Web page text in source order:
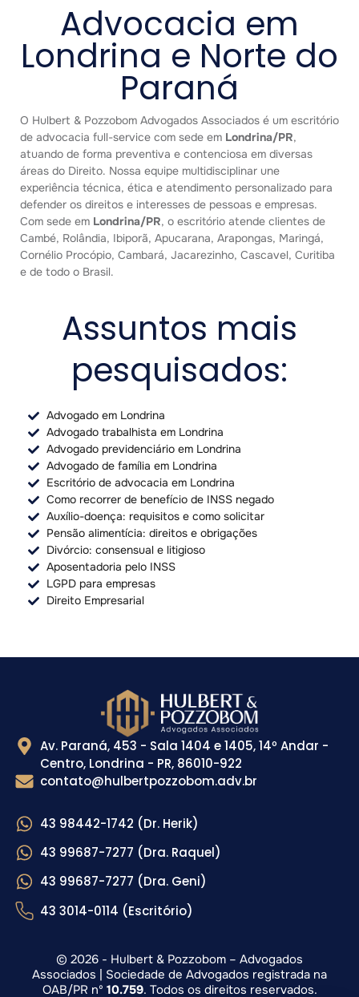
Advocacia em
Londrina e Norte do
Paraná
O Hulbert & Pozzobom Advogados Associados é um escritório
de advocacia full-service com sede em Londrina/PR,
atuando de forma preventiva e contenciosa em diversas
áreas do Direito. Nossa equipe multidisciplinar une
experiência técnica, ética e atendimento personalizado para
defender os direitos e interesses de pessoas e empresas.
Com sede em Londrina/PR, o escritório atende clientes de
Cambé, Rolândia, Ibiporã, Apucarana, Arapongas, Maringá,
Cornélio Procópio, Cambará, Jacarezinho, Cascavel, Curitiba
e de todo o Brasil.
Assuntos mais
pesquisados:
Advogado em Londrina
Advogado trabalhista em Londrina
Advogado previdenciário em Londrina
Advogado de família em Londrina
Escritório de advocacia em Londrina
Como recorrer de benefício de INSS negado
Auxílio-doença: requisitos e como solicitar
Pensão alimentícia: direitos e obrigações
Divórcio: consensual e litigioso
Aposentadoria pelo INSS
LGPD para empresas
Direito Empresarial
Av. Paraná, 453 - Sala 1404 e 1405, 14º Andar -
Centro, Londrina - PR, 86010-922
contato@hulbertpozzobom.adv.br
43 98442-1742 (Dr. Herik)
43 99687-7277 (Dra. Raquel)
43 99687-7277 (Dra. Geni)
43 3014-0114 (Escritório)
© 2026 - Hulbert & Pozzobom – Advogados
Associados | Sociedade de Advogados registrada na
OAB/PR nº 10.759. Todos os direitos reservados.